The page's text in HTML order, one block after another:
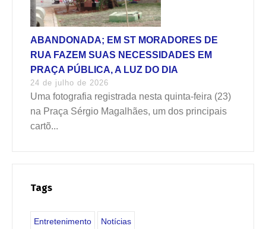
ABANDONADA; EM ST MORADORES DE
RUA FAZEM SUAS NECESSIDADES EM
PRAÇA PÚBLICA, A LUZ DO DIA
24 de julho de 2026
Uma fotografia registrada nesta quinta-feira (23)
na Praça Sérgio Magalhães, um dos principais
cartõ...
Tags
Entretenimento Notícias